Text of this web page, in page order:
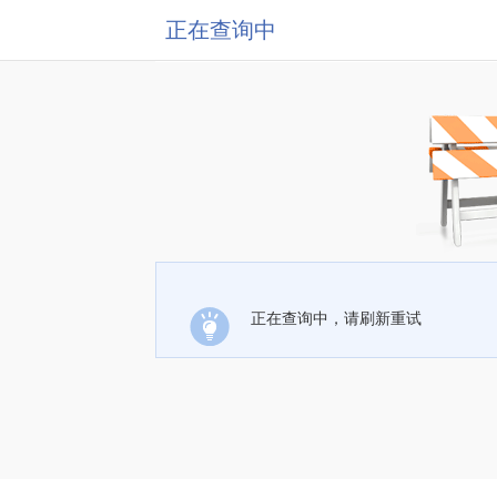
正在查询中
正在查询中，请刷新重试